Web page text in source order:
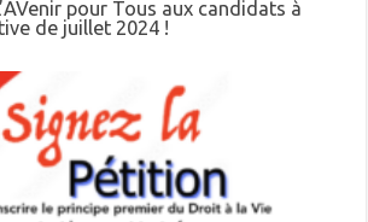
pour Tous aux candidats à
de juillet 2024 !